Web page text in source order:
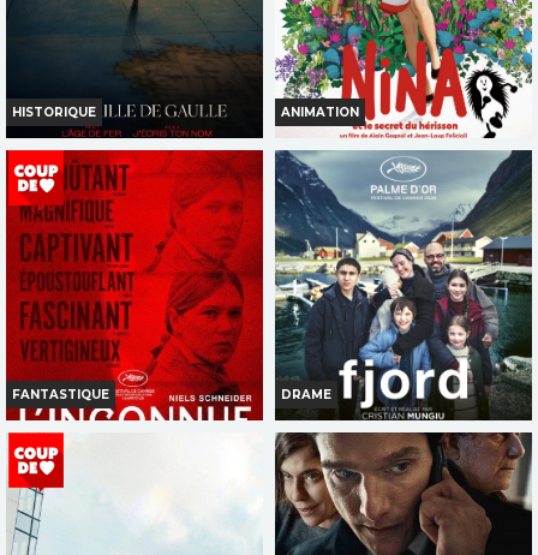
Réservation
TOUT PUBLIC
Réservation
TOUT PUBLIC
VF
HISTORIQUE
LA BATAILLE DE GAULLE J
ECRIS TON...
Horaires et Infos
Bande-annonce
Réservation
TOUT PUBLIC
VF
ANIMATION
NINA ET LE SECRET DU
HERISSON
Horaires et Infos
Bande-annonce
Réservation
TOUT PUBLIC
VF
FANTASTIQUE DRAME
FJORD
Horaires et Infos
Bande-annonce